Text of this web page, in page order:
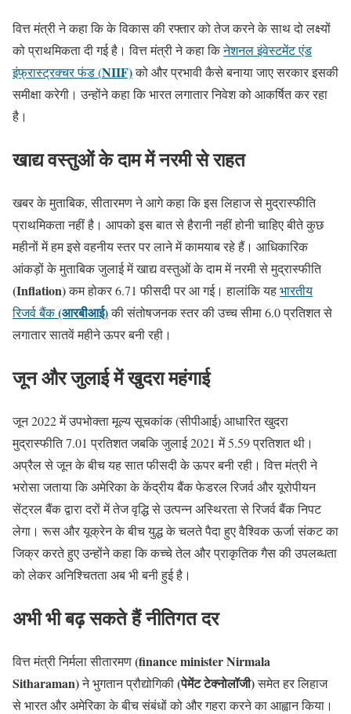
वित्त मंत्री ने कहा कि के विकास की रफ्तार को तेज करने के साथ दो लक्ष्यों
को प्राथमिकता दी गई है। वित्त मंत्री ने कहा किनेशनल इंवेस्टमेंट एंड
इंफ्रास्ट्रक्चर फंड (NIIF)को और प्रभावी कैसे बनाया जाए सरकार इसकी
समीक्षा करेगी। उन्होंने कहा कि भारत लगातार निवेश को आकर्षित कर रहा
है।
खाद्य वस्तुओं के दाम में नरमी से राहत
खबर के मुताबिक, सीतारमण ने आगे कहा कि इस लिहाज से मुद्रास्फीति
प्राथमिकता नहीं है। आपको इस बात से हैरानी नहीं होनी चाहिए बीते कुछ
महीनों में हम इसे वहनीय स्तर पर लाने में कामयाब रहे हैं। आधिकारिक
आंकड़ों के मुताबिक जुलाई में खाद्य वस्तुओं के दाम में नरमी से मुद्रास्फीति
(Inflation)कम होकर 6.71 फीसदी पर आ गई। हालांकि यहभारतीय
रिजर्व बैंक(आरबीआई)की संतोषजनक स्तर की उच्च सीमा 6.0 प्रतिशत से
लगातार सातवें महीने ऊपर बनी रही।
जून और जुलाई में खुदरा महंगाई
जून 2022 में उपभोक्ता मूल्य सूचकांक (सीपीआई) आधारित खुदरा
मुद्रास्फीति 7.01 प्रतिशत जबकि जुलाई 2021 में 5.59 प्रतिशत थी।
अप्रैल से जून के बीच यह सात फीसदी के ऊपर बनी रही। वित्त मंत्री ने
भरोसा जताया कि अमेरिका के केंद्रीय बैंक फेडरल रिजर्व और यूरोपीयन
सेंट्रल बैंक द्वारा दरों में तेज वृद्धि से उत्पन्न अस्थिरता से रिजर्व बैंक निपट
लेगा। रूस और यूक्रेन के बीच युद्ध के चलते पैदा हुए वैश्विक ऊर्जा संकट का
जिक्र करते हुए उन्होंने कहा कि कच्चे तेल और प्राकृतिक गैस की उपलब्धता
को लेकर अनिश्चितता अब भी बनी हुई है।
अभी भी बढ़ सकते हैं नीतिगत दर
वित्त मंत्री निर्मला सीतारमण(finance minister Nirmala
Sitharaman)ने भुगतान प्रौद्योगिकी(पेमेंट टेक्नोलॉजी)समेत हर लिहाज
से भारत और अमेरिका के बीच संबंधों को और गहरा करने का आह्वान किया।